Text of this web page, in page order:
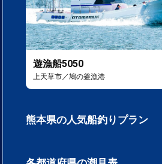
遊漁船5050
上天草市／鳩の釜漁港
熊本県の人気船釣りプラン